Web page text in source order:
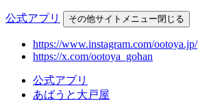
公式アプリ その他サイトメニュー閉じる
https://www.instagram.com/ootoya.jp/
https://x.com/ootoya_gohan
公式アプリ
あばうと大戸屋